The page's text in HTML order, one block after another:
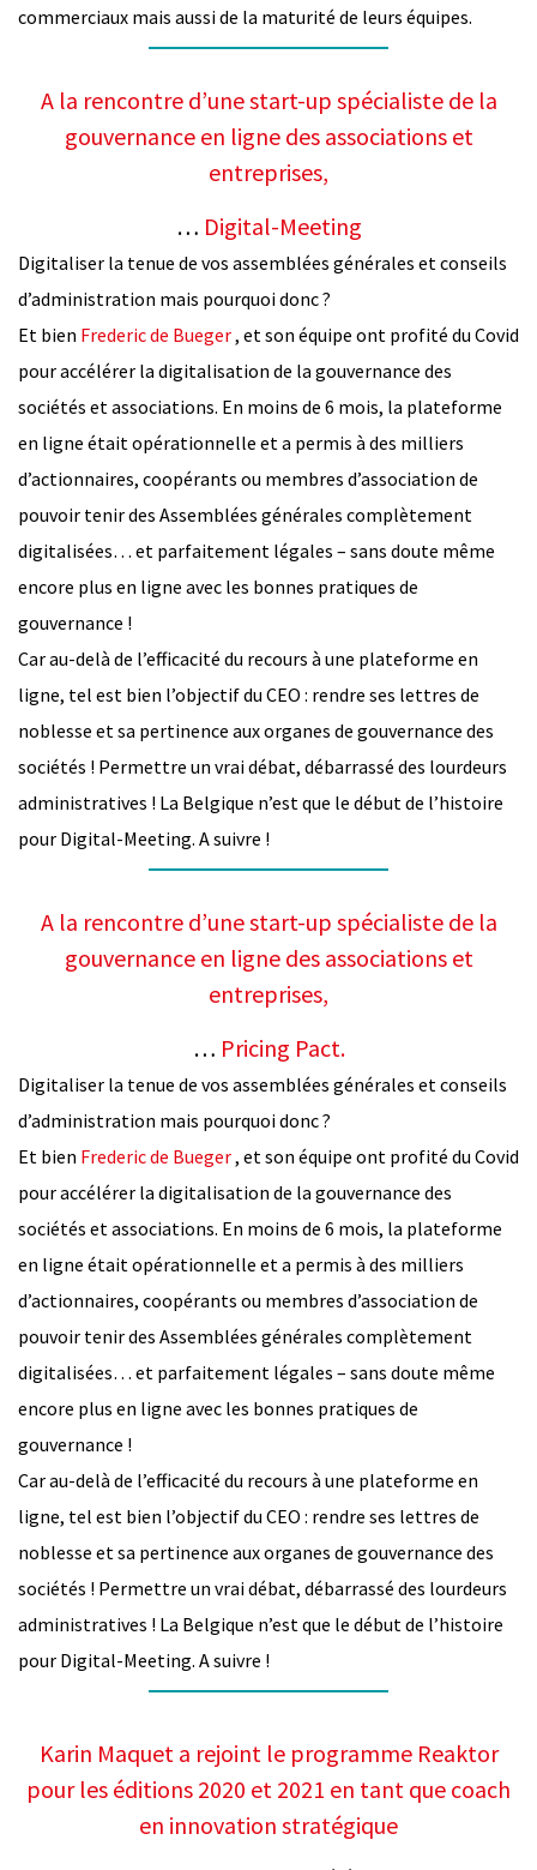
commerciaux mais aussi de la maturité de leurs équipes.
A la rencontre d’une start-up spécialiste de la
gouvernance en ligne des associations et
entreprises,
… Digital-Meeting
Digitaliser la tenue de vos assemblées générales et conseils
d’administration mais pourquoi donc ?
Et bien Frederic de Bueger, et son équipe ont profité du Covid
pour accélérer la digitalisation de la gouvernance des
sociétés et associations. En moins de 6 mois, la plateforme
en ligne était opérationnelle et a permis à des milliers
d’actionnaires, coopérants ou membres d’association de
pouvoir tenir des Assemblées générales complètement
digitalisées… et parfaitement légales – sans doute même
encore plus en ligne avec les bonnes pratiques de
gouvernance !
Car au-delà de l’efficacité du recours à une plateforme en
ligne, tel est bien l’objectif du CEO : rendre ses lettres de
noblesse et sa pertinence aux organes de gouvernance des
sociétés ! Permettre un vrai débat, débarrassé des lourdeurs
administratives ! La Belgique n’est que le début de l’histoire
pour Digital-Meeting. A suivre !
A la rencontre d’une start-up spécialiste de la
gouvernance en ligne des associations et
entreprises,
… Pricing Pact.
Digitaliser la tenue de vos assemblées générales et conseils
d’administration mais pourquoi donc ?
Et bien Frederic de Bueger, et son équipe ont profité du Covid
pour accélérer la digitalisation de la gouvernance des
sociétés et associations. En moins de 6 mois, la plateforme
en ligne était opérationnelle et a permis à des milliers
d’actionnaires, coopérants ou membres d’association de
pouvoir tenir des Assemblées générales complètement
digitalisées… et parfaitement légales – sans doute même
encore plus en ligne avec les bonnes pratiques de
gouvernance !
Car au-delà de l’efficacité du recours à une plateforme en
ligne, tel est bien l’objectif du CEO : rendre ses lettres de
noblesse et sa pertinence aux organes de gouvernance des
sociétés ! Permettre un vrai débat, débarrassé des lourdeurs
administratives ! La Belgique n’est que le début de l’histoire
pour Digital-Meeting. A suivre !
Karin Maquet a rejoint le programme Reaktor
pour les éditions 2020 et 2021 en tant que coach
en innovation stratégique